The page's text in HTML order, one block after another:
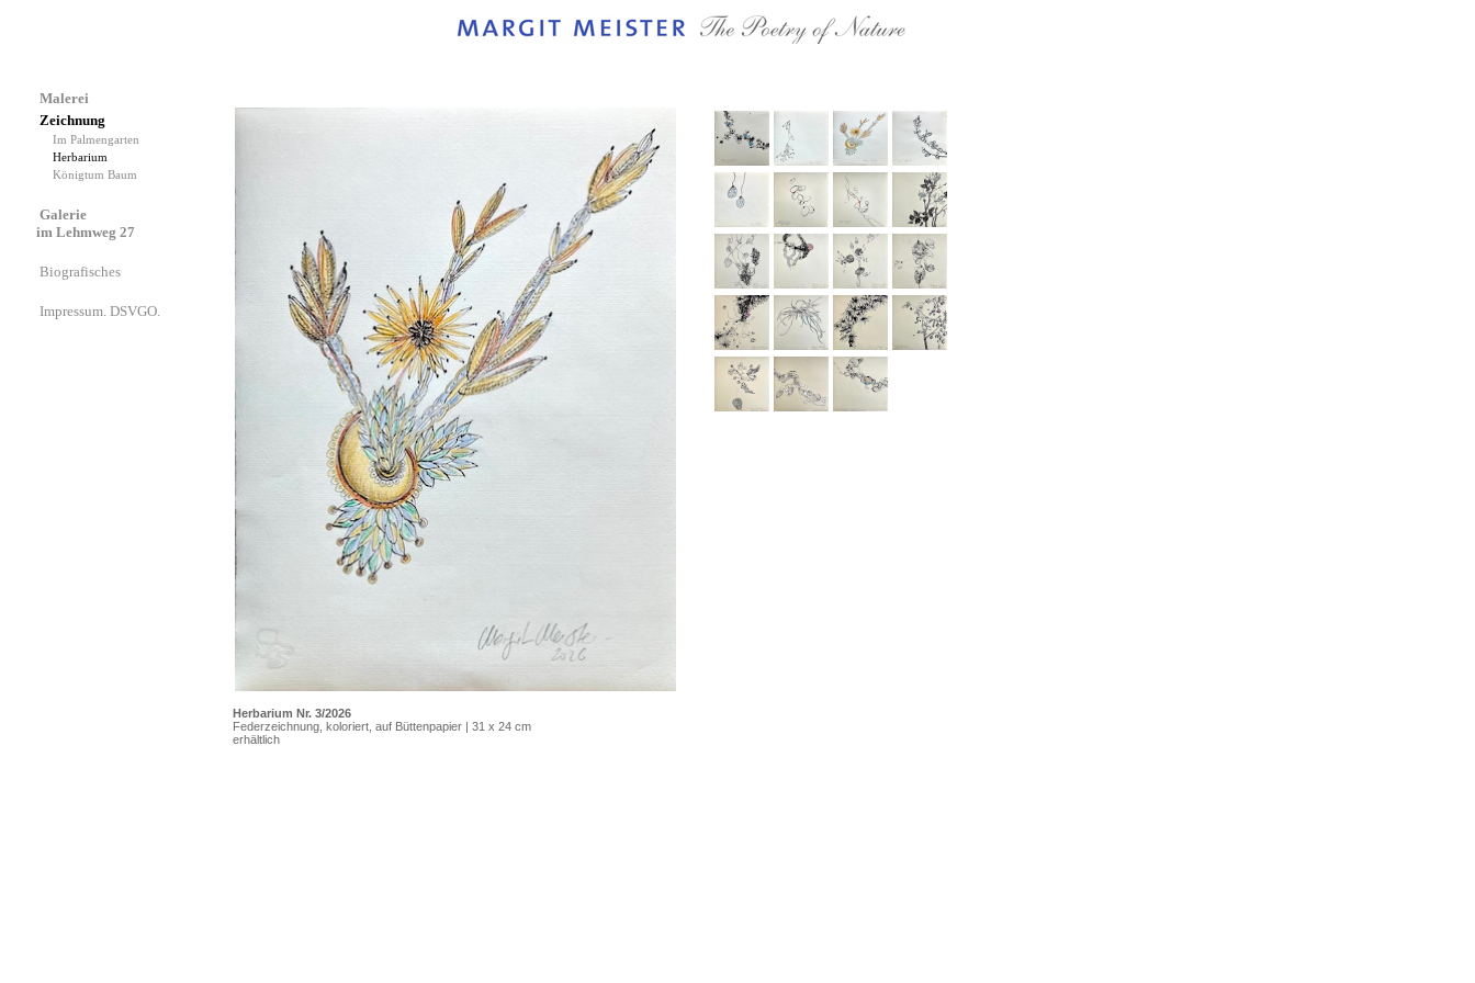
Malerei
Zeichnung
Im Palmengarten
Herbarium
Königtum Baum
Galerie
im Lehmweg 27
Biografisches
Impressum. DSVGO.
Herbarium Nr. 3/2026
Federzeichnung, koloriert, auf Büttenpapier | 31 x 24 cm
erhältlich